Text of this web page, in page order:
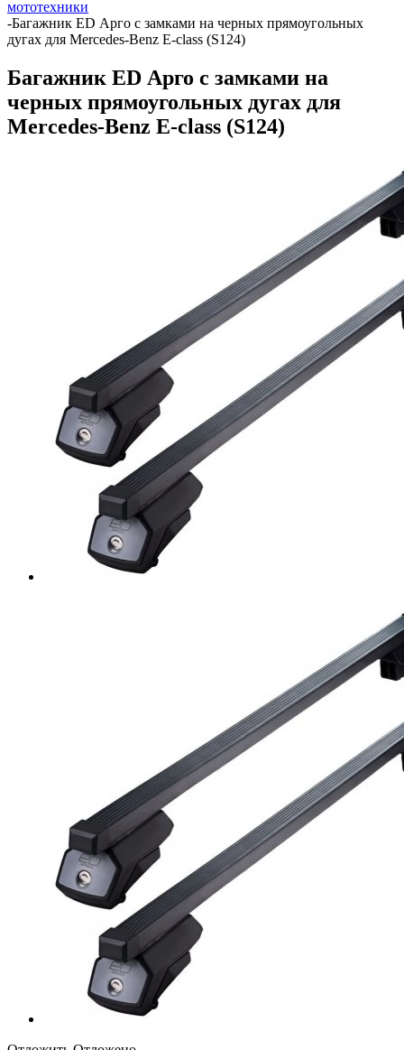
мототехники
-Багажник ED Арго с замками на черных прямоугольных
дугах для Mercedes-Benz E-class (S124)
Багажник ED Арго с замками на
черных прямоугольных дугах для
Mercedes-Benz E-class (S124)